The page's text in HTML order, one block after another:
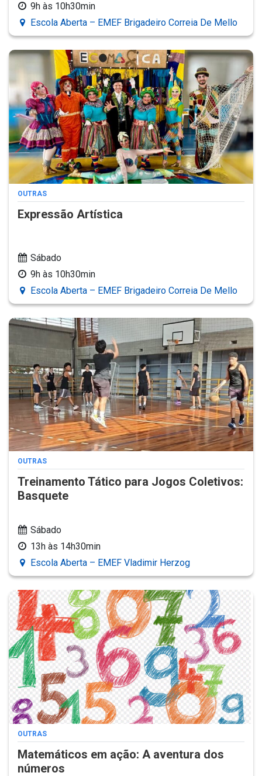
9h às 10h30min
Escola Aberta – EMEF Brigadeiro Correia De Mello
OUTRAS
Expressão Artística
Sábado
9h às 10h30min
Escola Aberta – EMEF Brigadeiro Correia De Mello
OUTRAS
Treinamento Tático para Jogos Coletivos:
Basquete
Sábado
13h às 14h30min
Escola Aberta – EMEF Vladimir Herzog
OUTRAS
Matemáticos em ação: A aventura dos
números